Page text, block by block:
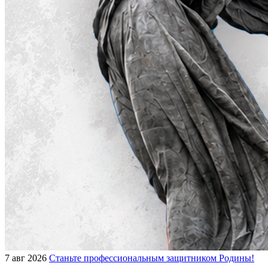
7 авг 2026 Станьте профессиональным защитником Родины!